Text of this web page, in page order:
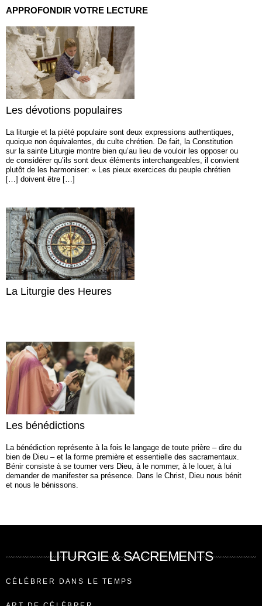
APPROFONDIR VOTRE LECTURE
Les dévotions populaires
La liturgie et la piété populaire sont deux expressions authentiques,
quoique non équivalentes, du culte chrétien. De fait, la Constitution
sur la sainte Liturgie montre bien qu’au lieu de vouloir les opposer ou
de considérer qu’ils sont deux éléments interchangeables, il convient
plutôt de les harmoniser: « Les pieux exercices du peuple chrétien
[…] doivent être […]
La Liturgie des Heures
Les bénédictions
La bénédiction représente à la fois le langage de toute prière – dire du
bien de Dieu – et la forme première et essentielle des sacramentaux.
Bénir consiste à se tourner vers Dieu, à le nommer, à le louer, à lui
demander de manifester sa présence. Dans le Christ, Dieu nous bénit
et nous le bénissons.
LITURGIE & SACREMENTS
CÉLÉBRER DANS LE TEMPS